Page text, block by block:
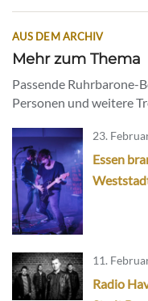
AUS DEM ARCHIV
Mehr zum Thema
Passende Ruhrbarone-
Personen und weitere
23.
Essen
11.
Radio